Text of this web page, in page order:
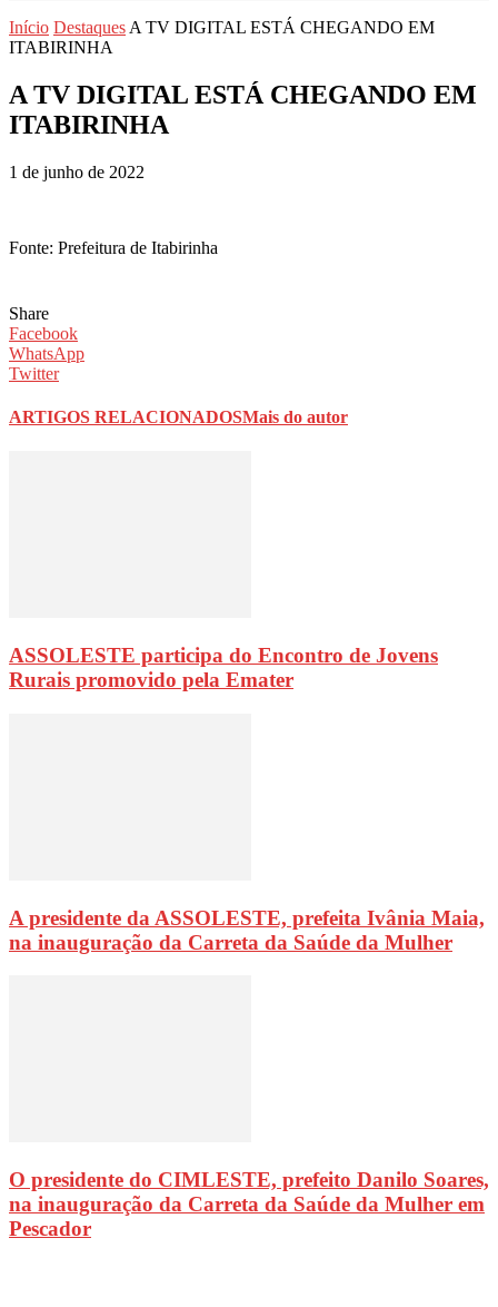
Início Destaques A TV DIGITAL ESTÁ CHEGANDO EM
ITABIRINHA
A TV DIGITAL ESTÁ CHEGANDO EM
ITABIRINHA
1 de junho de 2022
Fonte: Prefeitura de Itabirinha
Share
Facebook
WhatsApp
Twitter
ARTIGOS RELACIONADOSMais do autor
ASSOLESTE participa do Encontro de Jovens
Rurais promovido pela Emater
A presidente da ASSOLESTE, prefeita Ivânia Maia,
na inauguração da Carreta da Saúde da Mulher
O presidente do CIMLESTE, prefeito Danilo Soares,
na inauguração da Carreta da Saúde da Mulher em
Pescador